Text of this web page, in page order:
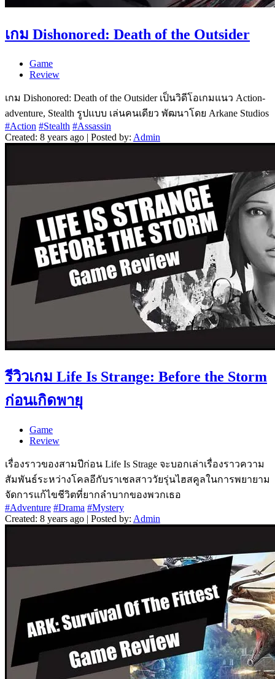
เกม Dishonored: Death of the Outsider
Game
Review
เกม Dishonored: Death of the Outsider เป็นวิดีโอเกมแนว Action-
adventure, Stealth รูปแบบ เล่นคนเดียว พัฒนาโดย Arkane Studios
#Action #Stealth #Assassin
Created: 8 years ago | Posted by: Admin
รีวิวเกม Life Is Strange: Before the Storm
ก่อนเกิดพายุ
Game
Review
เรื่องราวของสามปีก่อน Life Is Strage จะบอกเล่าเรื่องราวความ
สัมพันธ์ระหว่างโคลอีกับราเชลสาววัยรุ่นไฮสคูลในการพยายาม
จัดการแก้ไขชีวิตที่ยากลำบากของพวกเธอ
#Adventure #Drama #Mystery
Created: 8 years ago | Posted by: Admin